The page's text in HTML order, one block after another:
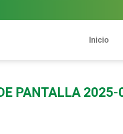
Inicio
PANTALLA